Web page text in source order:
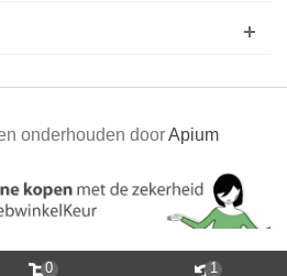
onderhouden doorApium
0 1